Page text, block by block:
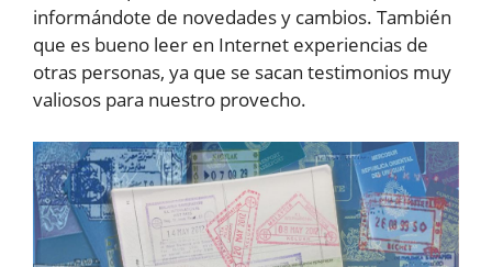
informándote de novedades y cambios. También
que es bueno leer en Internet experiencias de
otras personas, ya que se sacan testimonios muy
valiosos para nuestro provecho.